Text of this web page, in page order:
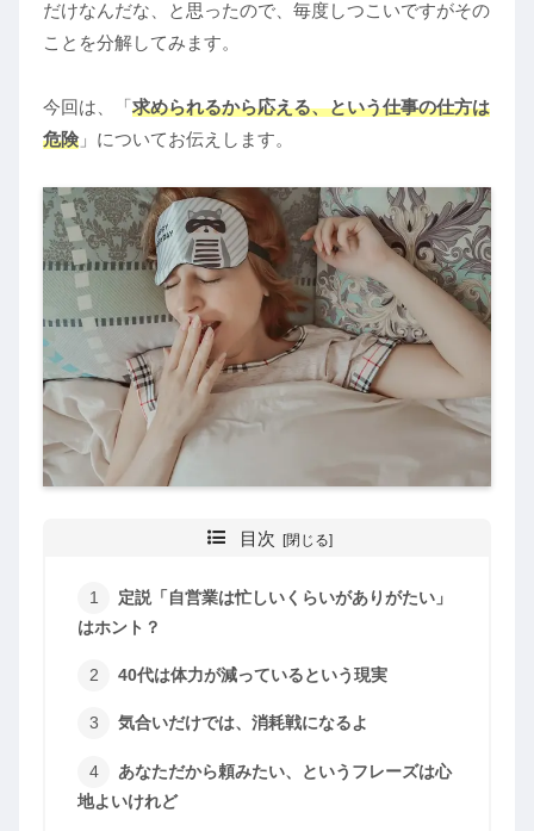
だけなんだな、と思ったので、毎度しつこいですがその
ことを分解してみます。
今回は、「求められるから応える、という仕事の仕方は
危険 」についてお伝えします。
目次
定説「自営業は忙しいくらいがありがたい」
はホント？
40代は体力が減っているという現実
気合いだけでは、消耗戦になるよ
あなただから頼みたい、というフレーズは心
地よいけれど